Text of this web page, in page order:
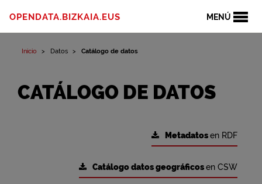
MENÚ
OPENDATA.BIZKAIA.EUS
Inicio Datos Catálogo de datos
CATÁLOGO DE DATOS
Metadatosen RDF
Catálogo datos geográficosen CSW